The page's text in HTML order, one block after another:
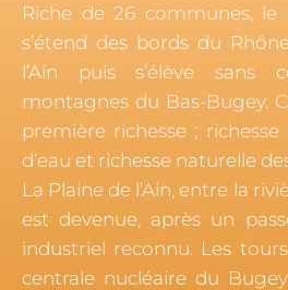
Riche de 26 communes,
s’étend des bords du
l’Ain puis s’élève sans
montagnes du Bas-Bugey.
première richesse ;
d’eau et richesse naturelle
La Plaine de l’Ain, entre la
est devenue, après un
industriel reconnu. Les
centrale nucléaire du